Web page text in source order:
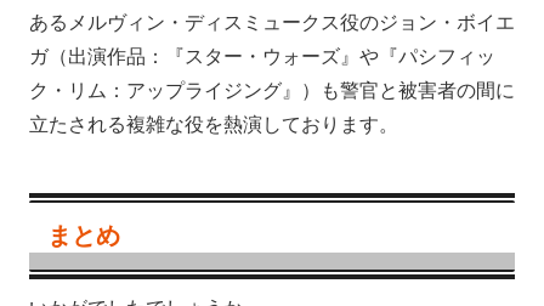
あるメルヴィン・ディスミュークス役のジョン・ボイエ
ガ（出演作品：『スター・ウォーズ』や『パシフィッ
ク・リム：アップライジング』）も警官と被害者の間に
立たされる複雑な役を熱演しております。
まとめ